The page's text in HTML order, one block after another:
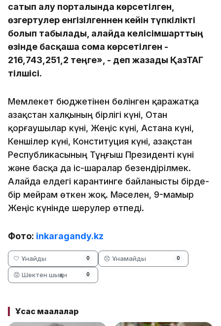
сатып алу порталында көрсетілген,
өзгертулер енгізілгеннен кейін түпкілікті
болып табылады, алайда келісімшарттың
өзінде басқаша сома көрсетілген -
216,743,251,2 теңге», - деп жазады ҚазТАГ
тілшісі.
Мемлекет бюджетінен бөлінген қаражатқа
Қазақстан халқының бірлігі күні, Отан
қорғаушылар күні, Жеңіс күні, Астана күні,
Кеншілер күні, Конституция күні, Қазақстан
Республикасының Тұңғыш Президенті күні
және басқа да іс-шаралар безендірілмек.
Алайда елдегі карантинге байланысты бірде-
бір мейрам өткен жоқ. Мәселен, 9-мамыр
Жеңіс күнінде шерулер өтпеді.
Фото: inkaragandy.kz
🤍 Ұнайды 0 😞 Ұнамайды 0
😡 Шектен шыққан 0
Ұқсас мақалалар